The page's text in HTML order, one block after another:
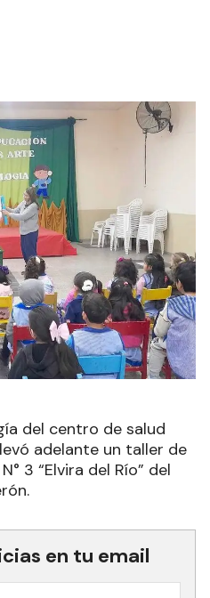
del centro de salud
adelante un taller de
3 “Elvira del Río” del
en tu email